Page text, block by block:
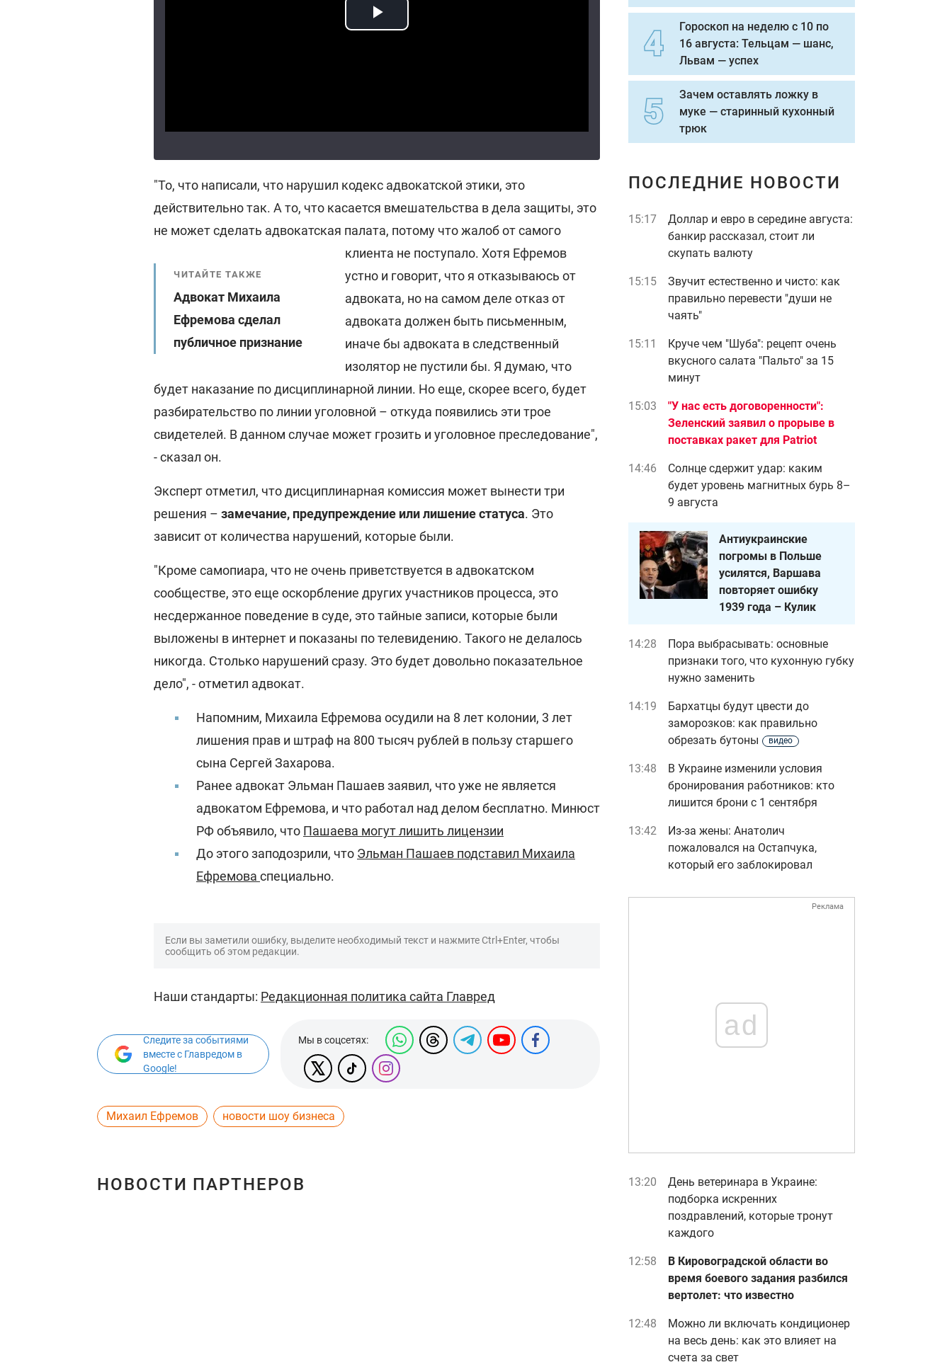
"То, что написали, что нарушил кодекс адвокатской этики, это
действительно так. А то, что касается вмешательства в дела защиты, это
не может сделать адвокатская палата, потому что жалоб от самого
клиента не поступало.
ЧИТАЙТЕ ТАКЖЕ
Адвокат Михаила
Ефремова сделал
публичное признание
Хотя Ефремов
устно и говорит, что я отказываюсь от
адвоката, но на самом деле отказ от
адвоката должен быть письменным,
иначе бы адвоката в следственный
изолятор не пустили бы. Я думаю, что
будет наказание по дисциплинарной линии. Но еще, скорее всего, будет
разбирательство по линии уголовной – откуда появились эти трое
свидетелей. В данном случае может грозить и уголовное преследование",
- сказал он.
Эксперт отметил, что дисциплинарная комиссия может вынести три
решения – замечание, предупреждение или лишение статуса. Это
зависит от количества нарушений, которые были.
"Кроме самопиара, что не очень приветствуется в адвокатском
сообществе, это еще оскорбление других участников процесса, это
несдержанное поведение в суде, это тайные записи, которые были
выложены в интернет и показаны по телевидению. Такого не делалось
никогда. Столько нарушений сразу. Это будет довольно показательное
дело", - отметил адвокат.
Напомним, Михаила Ефремова осудили на 8 лет колонии, 3 лет
лишения прав и штраф на 800 тысяч рублей в пользу старшего
сына Сергей Захарова.
Ранее адвокат Эльман Пашаев заявил, что уже не является
адвокатом Ефремова, и что работал над делом бесплатно. Минюст
РФ объявило, что Пашаева могут лишить лицензии
До этого заподозрили, что Эльман Пашаев подставил Михаила
Ефремова специально.
Если вы заметили ошибку, выделите необходимый текст и нажмите Ctrl+Enter, чтобы
сообщить об этом редакции.
Наши стандарты: Редакционная политика сайта Главред
Следите за событиями
вместе с Главредом в
Google!
Мы в соцсетях:
Михаил Ефремов новости шоу бизнеса
НОВОСТИ ПАРТНЕРОВ
Гороскоп на неделю с 10 по
16 августа: Тельцам — шанс,
Львам — успех
Зачем оставлять ложку в
муке — старинный кухонный
трюк
ПОСЛЕДНИЕ НОВОСТИ
15:17
Доллар и евро в середине августа:
банкир рассказал, стоит ли
скупать валюту
15:15
Звучит естественно и чисто: как
правильно перевести "души не
чаять"
15:11
Круче чем "Шуба": рецепт очень
вкусного салата "Пальто" за 15
минут
15:03
"У нас есть договоренности":
Зеленский заявил о прорыве в
поставках ракет для Patriot
14:46
Солнце сдержит удар: каким
будет уровень магнитных бурь 8–
9 августа
Антиукраинские
погромы в Польше
усилятся, Варшава
повторяет ошибку
1939 года – Кулик
14:28
Пора выбрасывать: основные
признаки того, что кухонную губку
нужно заменить
14:19
Бархатцы будут цвести до
заморозков: как правильно
обрезать бутоны
видео
13:48
В Украине изменили условия
бронирования работников: кто
лишится брони с 1 сентября
13:42
Из-за жены: Анатолич
пожаловался на Остапчука,
который его заблокировал
Реклама
ad
13:20
День ветеринара в Украине:
подборка искренних
поздравлений, которые тронут
каждого
12:58
В Кировоградской области во
время боевого задания разбился
вертолет: что известно
12:48
Можно ли включать кондиционер
на весь день: как это влияет на
счета за свет